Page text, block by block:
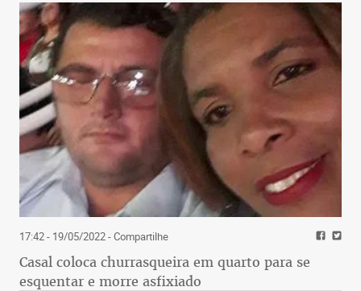
17:42 - 19/05/2022- Compartilhe
Casal coloca churrasqueira em quarto para se
esquentar e morre asfixiado